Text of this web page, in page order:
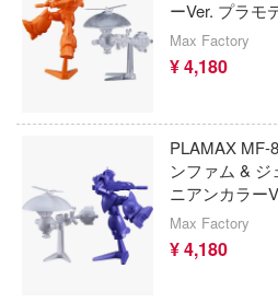
ーVer. プラモ
Max Factory
¥ 4,180
PLAMAX MF-
ンファム &
ニアンカラー
Max Factory
¥ 4,180
デジモン
ティー
トルズ
D.Gray-
転生し
極めます
Dead
エクスプ
エイビ
AZモデ
ッとロシア語でデレる隣のアーリャさ